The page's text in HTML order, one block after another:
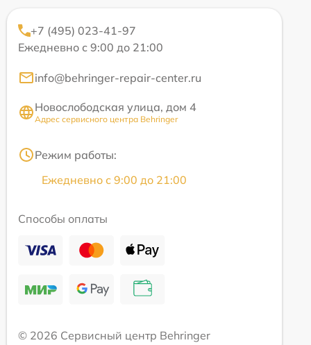
+7 (495) 023-41-97
Ежедневно с 9:00 до 21:00
info@behringer-repair-center.ru
Новослободская улица, дом 4
Адрес сервисного центра Behringer
Режим работы:
Ежедневно с 9:00 до 21:00
Способы оплаты
© 2026 Сервисный центр Behringer